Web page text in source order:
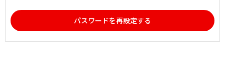
パスワードを再設定する